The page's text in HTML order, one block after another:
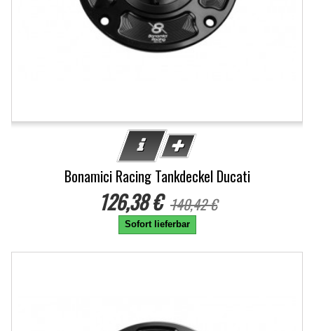
Bonamici Racing Tankdeckel Ducati
126,38 € 140,42 €
Sofort lieferbar